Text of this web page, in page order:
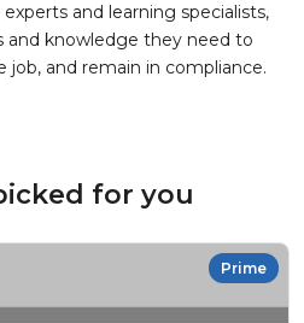
and learning specialists,
and knowledge they need to
job, and remain in compliance.
for you
Prime